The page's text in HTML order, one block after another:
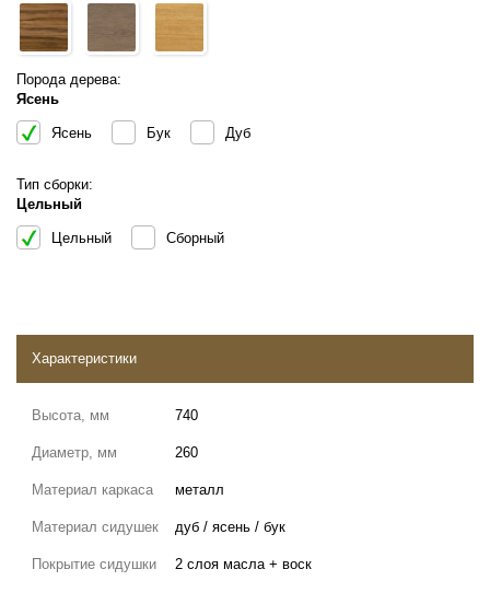
Порода дерева:
Ясень
Ясень Бук Дуб
Тип сборки:
Цельный
Цельный Сборный
Характеристики
Высота, мм 740
Диаметр, мм 260
Материал каркаса металл
Материал сидушек дуб / ясень / бук
Покрытие сидушки 2 слоя масла + воск